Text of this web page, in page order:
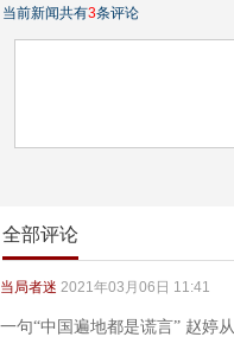
当前新闻共有3条评论
全部评论
当局者迷 2021年03月06日 11:41
一句“中国遍地都是谎言” 赵婷